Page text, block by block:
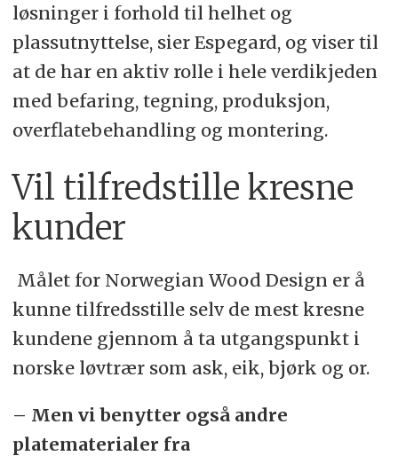
løsninger i forhold til helhet og
plassutnyttelse, sier Espegard, og viser til
at de har en aktiv rolle i hele verdikjeden
med befaring, tegning, produksjon,
overflatebehandling og montering.
Vil tilfredstille kresne
kunder
Målet for Norwegian Wood Design er å
kunne tilfredsstille selv de mest kresne
kundene gjennom å ta utgangspunkt i
norske løvtrær som ask, eik, bjørk og or.
– Men vi benytter også andre
platematerialer fra